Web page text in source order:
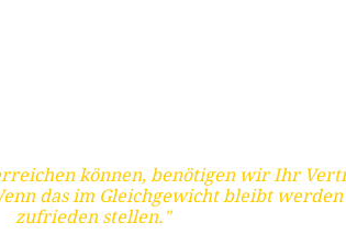
können, benötigen wir Ihr
das im Gleichgewicht bleibt
zufrieden stellen."